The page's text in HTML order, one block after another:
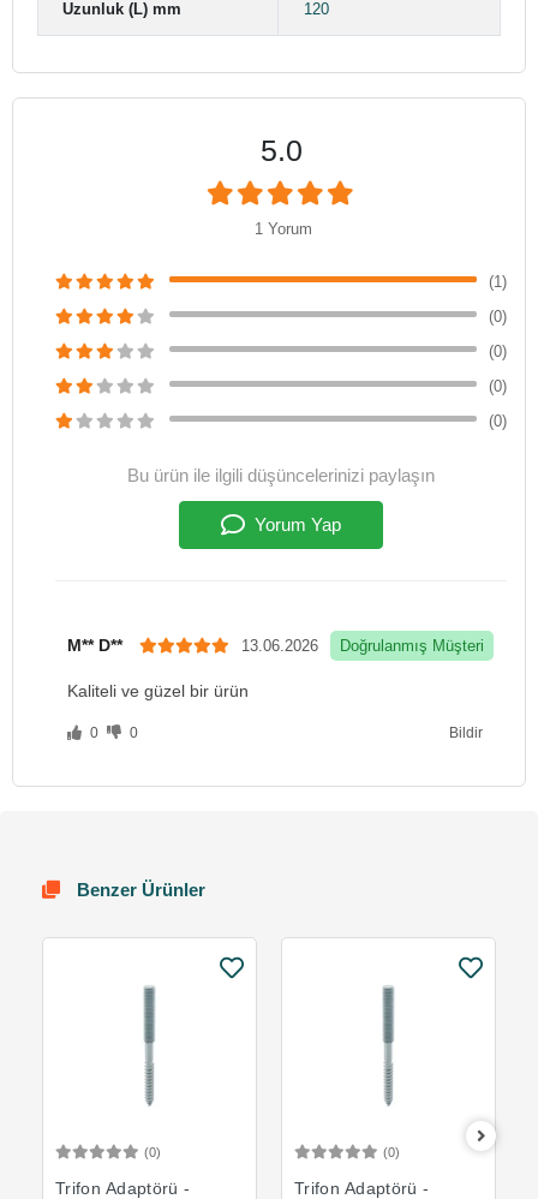
Uzunluk (L) mm 120
5.0
1 Yorum
(1)
(0)
(0)
(0)
(0)
Bu ürün ile ilgili düşüncelerinizi paylaşın
Yorum Yap
M** D** 13.06.2026 Doğrulanmış Müşteri
Kaliteli ve güzel bir ürün
0 0 Bildir
Benzer Ürünler
(0)
Trifon Adaptörü -
(0)
Trifon Adaptörü -